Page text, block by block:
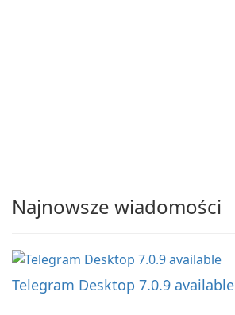
Najnowsze wiadomości
Telegram Desktop 7.0.9 available